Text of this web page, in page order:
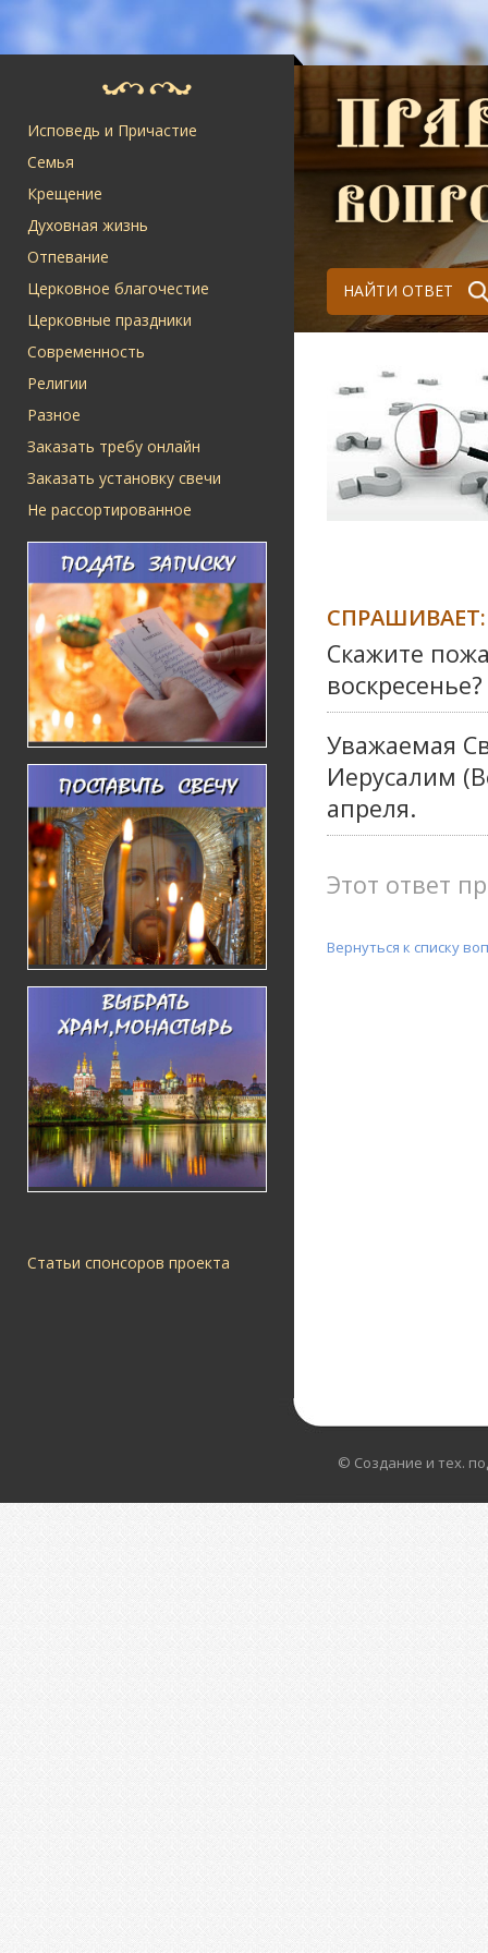
Исповедь и Причастие
Семья
Крещение
Духовная жизнь
Отпевание
Церковное благочестие
Церковные праздники
Современность
Религии
Разное
Заказать требу онлайн
Заказать установку свечи
Не рассортированное
Статьи спонсоров проекта
НАЙТИ ОТВЕТ
СПРАШИВАЕТ:
Скажите
воскресенье?
Уважаемая
Иерусалим
апреля.
Этот ответ
Вернуться к списку
© Создание и тех.